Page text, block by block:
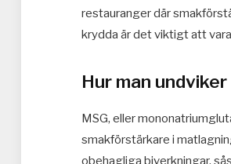
restauranger där
krydda är det viktigt att
Hur man
MSG, eller
smakförstärkare i
obehagliga biverkningar,